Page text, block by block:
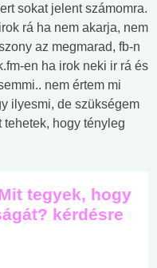
sokat jelent számomra.
rá ha nem akarja, nem
az megmarad, fb-n
en ha irok neki ir rá és
nem értem mi
ilyesmi, de szükségem
hogy tényleg
tegyek, hogy
kérdésre